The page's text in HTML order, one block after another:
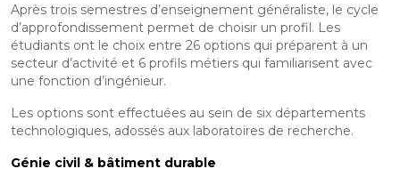
Après trois semestres d’enseignement généraliste, le cycle
d’approfondissement permet de choisir un profil. Les
étudiants ont le choix entre 26 options qui préparent à un
secteur d’activité et 6 profils métiers qui familiarisent avec
une fonction d’ingénieur.
Les options sont effectuées au sein de six départements
technologiques, adossés aux laboratoires de recherche.
Génie civil & bâtiment durable